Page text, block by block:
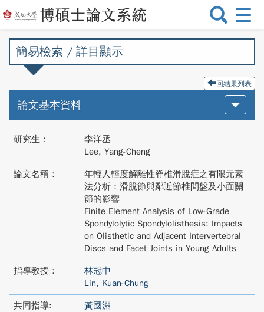
選
切
簡易檢索 / 詳目顯示
回結果列表
論文基本資料
研究生：
李洋丞
Lee, Yang-Cheng
論文名稱：
年輕人輕度解離性脊椎滑脫症之有限元素
法分析：滑脫節與鄰近節椎間盤及小面關
節的影響
Finite Element Analysis of Low-Grade
Spondylolytic Spondylolisthesis: Impacts
on Olisthetic and Adjacent Intervertebral
Discs and Facet Joints in Young Adults
指導教授：
林冠中
Lin, Kuan-Chung
共同指導:
黃國淵